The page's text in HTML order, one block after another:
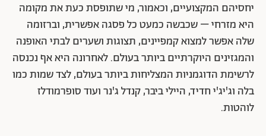
יחסיהם המקצועיים, וכאמור, מי שתופסת כעת את מקומה
היא מזרחי – שכבשה כמעט כל פסגה אפשרית, וברזומה
שלה אפשר למצוא קמפיינים, תצוגות ושערים לבתי האופנה
והמגזינים היוקרתיים ביותר בעולם. לאחרונה היא אף נכנסה
לרשימת הדוגמניות המצליחות ביותר בעולם, לצד שמות כמו
בלה וג'יג'י חדיד, היילי ביבר, קנדל ג'נר ועוד סופרמודלז
לוהטות.